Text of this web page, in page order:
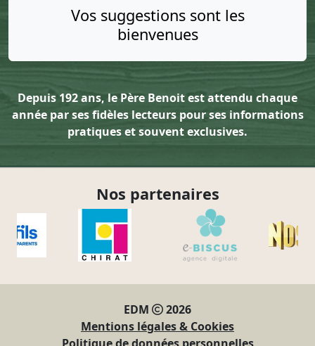
Vos suggestions sont les
bienvenues
Depuis 192 ans, le Père Benoit est attendu chaque
année par ses fidèles lecteurs pour ses informations
pratiques et souvent exclusives.
Nos partenaires
EDM
2026
Mentions légales & Cookies